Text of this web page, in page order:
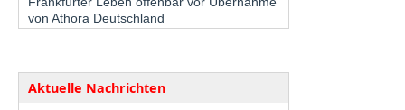
von Athora Deutschland
Aktuelle Nachrichten